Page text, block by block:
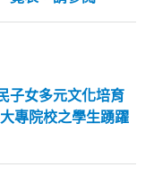
子女多元文化培育
專院校之學生踴躍